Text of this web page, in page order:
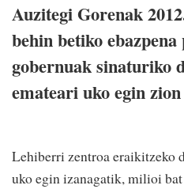
Auzitegi Gorenak
behin betiko
gobernuak sinaturiko
emateari uko egin
Lehiberri zentroa eraikitzeko
uko egin izanagatik, milioi